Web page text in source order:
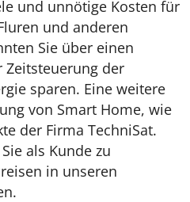
und unnötige Kosten für
und anderen
Sie über einen
Zeitsteuerung der
sparen. Eine weitere
von Smart Home, wie
der Firma TechniSat.
als Kunde zu
in unseren